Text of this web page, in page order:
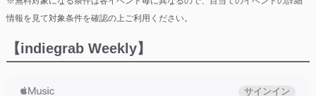
情報を見て対象条件を確認の上ご利用ください。
【indiegrab Weekly】